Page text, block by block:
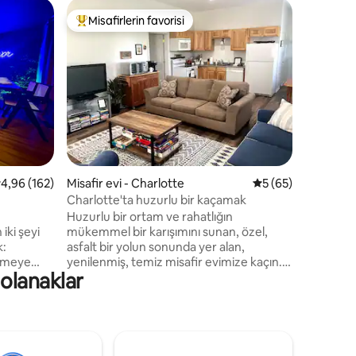
arasında
ortalama 4,96 puan, 162 değerlendirme
4,96 (162)
iki şeyi
Misafirlerin favorilerinden en beğenilenler arasında
Misafirlerin favorisi
Misafir evi - Charlotte 5 üzerinden
5 (65)
Charlotte'ta huzurlu bir kaçamak
Huzurlu bir ortam ve rahatlığın
mükemmel bir karışımını sunan, özel,
asfalt bir yolun sonunda yer alan,
yenilenmiş, temiz misafir evimize kaçın. I-
69'dan sadece bir mil uzaklıktaki konforlu
misafir evimiz, yerel turistik yerlere kolay